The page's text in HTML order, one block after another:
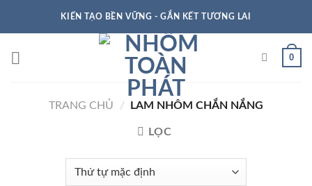
KIẾN TẠO BỀN VỮNG - GẮN KẾT TƯƠNG LAI
0
TRANG CHỦ / LAM NHÔM CHẮN NẮNG
LỌC